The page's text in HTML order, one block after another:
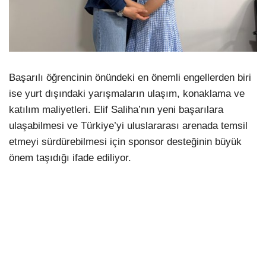
Başarılı öğrencinin önündeki en önemli engellerden biri
ise yurt dışındaki yarışmaların ulaşım, konaklama ve
katılım maliyetleri. Elif Saliha’nın yeni başarılara
ulaşabilmesi ve Türkiye’yi uluslararası arenada temsil
etmeyi sürdürebilmesi için sponsor desteğinin büyük
önem taşıdığı ifade ediliyor.